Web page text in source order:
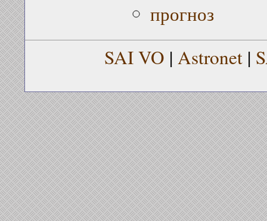
прогноз
SAI VO | Astronet |